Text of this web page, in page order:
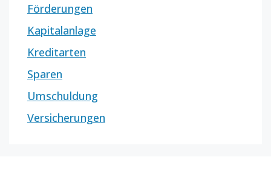
Förderungen
Kapitalanlage
Kreditarten
Sparen
Umschuldung
Versicherungen